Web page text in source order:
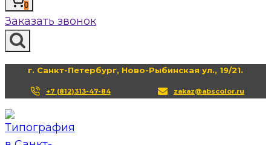
0
Заказать звонок
г. Санкт-Петербург, Ново-Рыбинская ул., 19/21.
+7 (812)313-47-84 zakaz@abscolor.ru